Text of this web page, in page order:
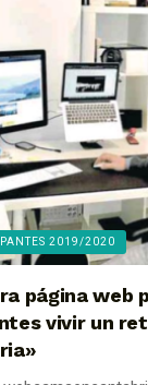
2019/2020
página web
vivir un